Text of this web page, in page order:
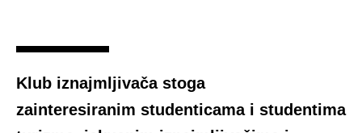
Klub iznajmljivača stoga
zainteresiranim studenticama i studentima